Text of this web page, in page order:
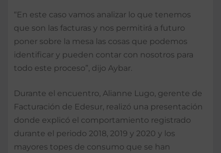
“En este caso vamos analizar lo que tenemos
que son las facturas y nos permitirá a futuro
poner sobre la mesa las cosas que podemos
identificar y pueden contar con nosotros para
todo este proceso”, dijo Aybar.
Durante el encuentro, Alianne Lugo, gerente de
Facturación de Edesur, realizó una presentación
donde explicó el comportamiento registrado
durante el periodo 2018, 2019 y 2020 y los
mayores topes de consumo que se han